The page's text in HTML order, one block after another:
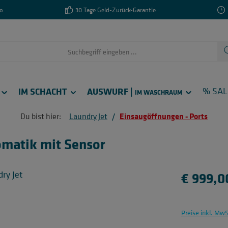
30 Tage Geld-Zurück-Garantie
IM SCHACHT AUSWURF | IM WASCHRAUM %
Du bist hier: Laundry Jet / Einsaugöffnungen - Ports
mit Sensor
Regulärer
€
Preise inkl.